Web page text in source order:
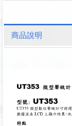
商品說明